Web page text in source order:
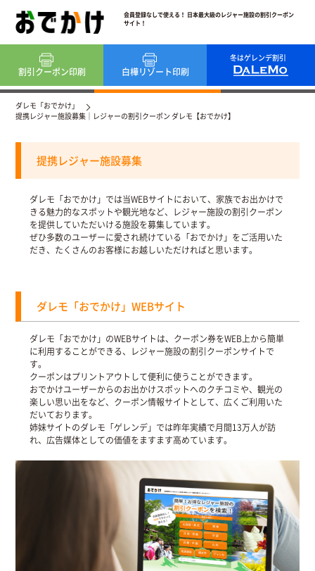
会員登録なしで使える！ 日本最大級のレジャー施設の割引クーポン
サイト！
冬はゲレンデ割引
割引クーポン印刷 白樺リゾート印刷
ダレモ「おでかけ」
提携レジャー施設募集｜レジャーの割引クーポン ダレモ【おでかけ】
提携レジャー施設募集
ダレモ「おでかけ」では当WEBサイトにおいて、家族でお出かけで
きる魅力的なスポットや観光地など、レジャー施設の割引クーポン
を提供していただいける施設を募集しています。
ぜひ多数のユーザーに愛され続けている「おでかけ」をご活用いた
だき、たくさんのお客様にお越しいただければと思います。
ダレモ「おでかけ」WEBサイト
ダレモ「おでかけ」のWEBサイトは、クーポン券をWEB上から簡単
に利用することができる、レジャー施設の割引クーポンサイトで
す。
クーポンはプリントアウトして便利に使うことができます。
おでかけユーザーからのお出かけスポットへのクチコミや、観光の
楽しい思い出をなど、クーポン情報サイトとして、広くご利用いた
だいております。
姉妹サイトのダレモ「ゲレンデ」では昨年実績で月間13万人が訪
れ、広告媒体としての価値をますます高めています。